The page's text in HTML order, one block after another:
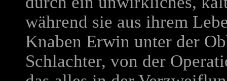
während sie aus ihrem
Knaben Erwin unter der
Schlachter, von der